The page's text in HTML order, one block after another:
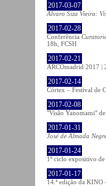
2017-03-07
Álvaro Siza Vieira:
2017-02-28
Conferência
18h, FCSH
2017-02-21
ARCOmadrid 2017 |
2017-02-14
Córtex – Festival de
2017-02-08
"Visão Yanomami"
2017-01-31
José de Almada
2017-01-24
1º ciclo expositivo
2017-01-17
14.ª edição da KINO